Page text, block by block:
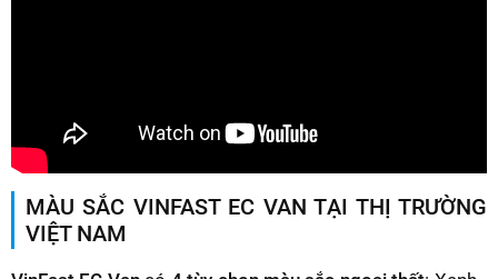
MÀU SẮC VINFAST EC VAN TẠI THỊ TRƯỜNG
VIỆT NAM